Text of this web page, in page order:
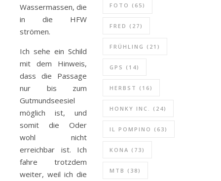
Wassermassen, die
in die HFW
strömen.
Ich sehe ein Schild
mit dem Hinweis,
dass die Passage
nur bis zum
Gutmundseesiel
möglich ist, und
somit die Oder
wohl nicht
erreichbar ist. Ich
fahre trotzdem
weiter, weil ich die
FOTO (65)
FRED (27)
FRÜHLING (21)
GPS (14)
HERBST (16)
HONKY INC. (24)
IL POMPINO (63)
KONA (73)
MTB (38)